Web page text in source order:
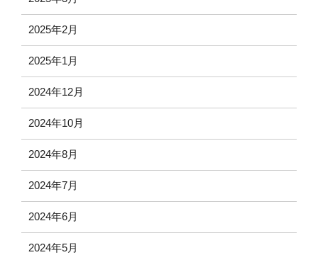
2025年2月
2025年1月
2024年12月
2024年10月
2024年8月
2024年7月
2024年6月
2024年5月